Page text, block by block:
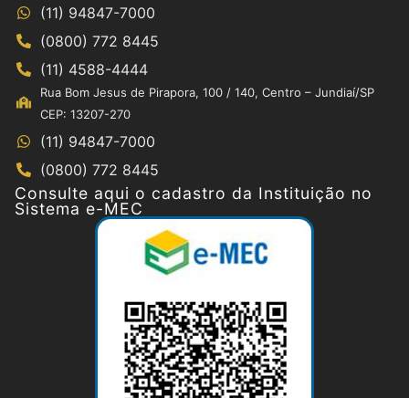
(11) 94847-7000
(0800) 772 8445
(11) 4588-4444
Rua Bom Jesus de Pirapora, 100 / 140, Centro – Jundiaí/SP
CEP: 13207-270
(11) 94847-7000
(0800) 772 8445
Consulte aqui o cadastro da Instituição no
Sistema e-MEC